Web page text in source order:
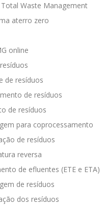
Waste Management
aterro zero
online
de resíduos
de resíduos
de resíduos
para coprocessamento
de resíduos
reversa
de efluentes (ETE e ETA)
de resíduos
dos resíduos